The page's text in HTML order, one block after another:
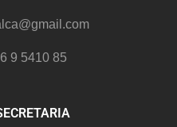
9 5410 85